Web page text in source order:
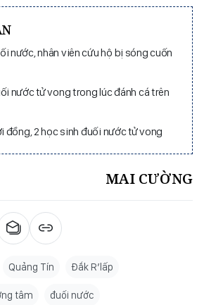
nước, nhân viên cứu hộ bị sóng cuốn
nước tử vong trong lúc đánh cá trên
đồng, 2 học sinh đuối nước tử vong
MAI CƯỜNG
Quảng Tín Đắk R’lấp
tâm đuối nước